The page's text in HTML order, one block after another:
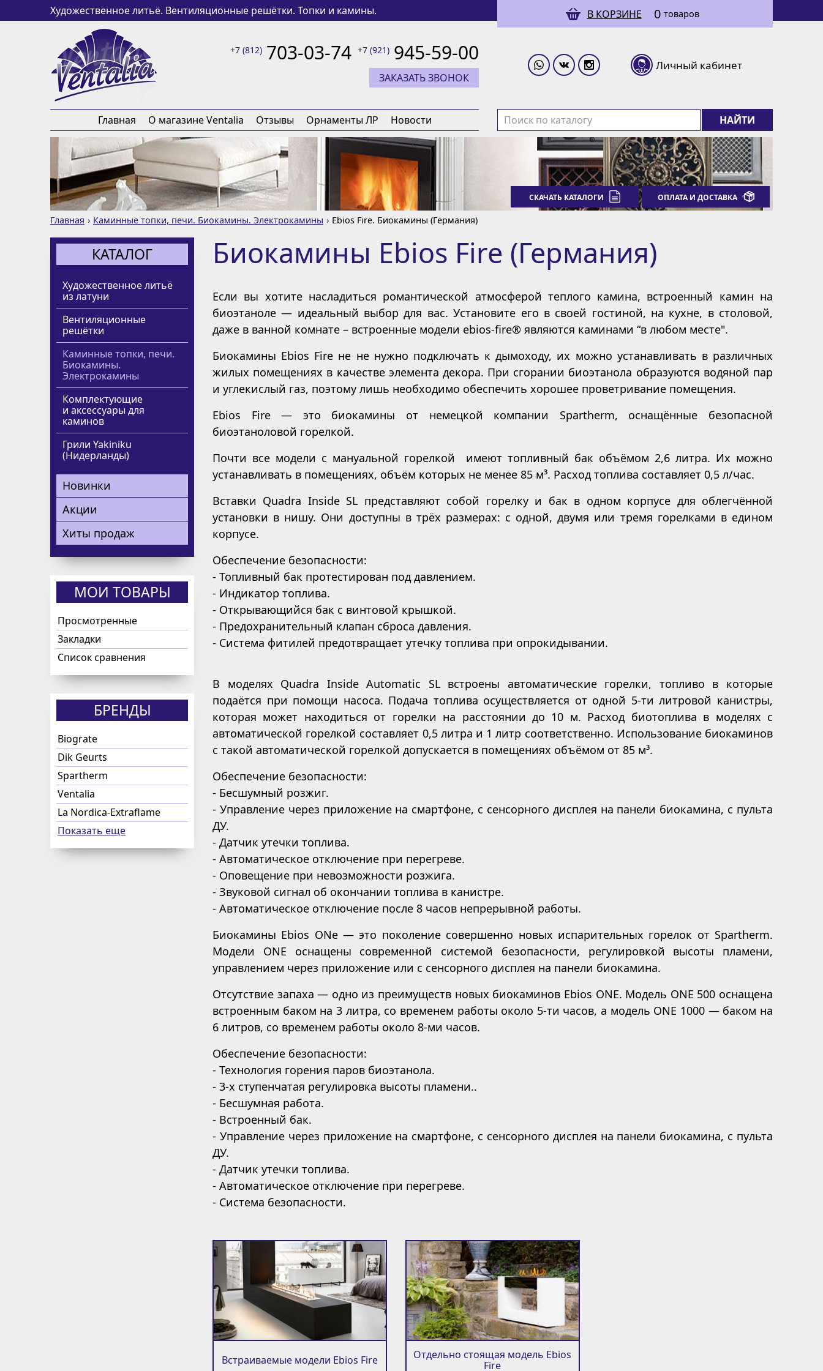
Художественное литьё. Вентиляционные решётки. Топки и камины. В КОРЗИНЕ 0 товаров
+7 (812) 703-03-74 +7 (921) 945-59-00
ЗАКАЗАТЬ ЗВОНОК
Личный кабинет
Главная О магазине Ventalia Отзывы Орнаменты ЛР Новости НАЙТИ
СКАЧАТЬ КАТАЛОГИ ОПЛАТА И ДОСТАВКА
Главная Каминные топки, печи. Биокамины. Электрокамины Ebios Fire. Биокамины (Германия)
КАТАЛОГ
Художественное литьё
из латуни
Вентиляционные
решётки
Каминные топки, печи.
Биокамины.
Электрокамины
Комплектующие
и аксессуары для
каминов
Грили Yakiniku
(Нидерланды)
Новинки
Акции
Хиты продаж
МОИ ТОВАРЫ
Просмотренные
Закладки
Список сравнения
БРЕНДЫ
Biograte
Dik Geurts
Spartherm
Ventalia
La Nordica-Extraflame
Показать еще
Биокамины Ebios Fire (Германия)
Если вы хотите насладиться романтической атмосферой теплого камина, встроенный камин на
биоэтаноле — идеальный выбор для вас. Установите его в своей гостиной, на кухне, в столовой,
даже в ванной комнате – встроенные модели ebios-fire® являются каминами “в любом месте".
Биокамины Ebios Fire не не нужно подключать к дымоходу, их можно устанавливать в различных
жилых помещениях в качестве элемента декора. При сгорании биоэтанола образуются водяной пар
и углекислый газ, поэтому лишь необходимо обеспечить хорошее проветривание помещения.
Ebios Fire — это биокамины от немецкой компании Spartherm, оснащённые безопасной
биоэтаноловой горелкой.
Почти все модели с мануальной горелкой имеют топливный бак объёмом 2,6 литра. Их можно
устанавливать в помещениях, объём которых не менее 85 м³. Расход топлива составляет 0,5 л/час.
Вставки Quadra Inside SL представляют собой горелку и бак в одном корпусе для облегчённой
установки в нишу. Они доступны в трёх размерах: с одной, двумя или тремя горелками в едином
корпусе.
Обеспечение безопасности:
- Топливный бак протестирован под давлением.
- Индикатор топлива.
- Открывающийся бак с винтовой крышкой.
- Предохранительный клапан сброса давления.
- Система фитилей предотвращает утечку топлива при опрокидывании.
В моделях Quadra Inside Automatic SL встроены автоматические горелки, топливо в которые
подаётся при помощи насоса. Подача топлива осуществляется от одной 5-ти литровой канистры,
которая может находиться от горелки на расстоянии до 10 м. Расход биотоплива в моделях с
автоматической горелкой составляет 0,5 литра и 1 литр соответственно. Использование биокаминов
с такой автоматической горелкой допускается в помещениях объёмом от 85 м³.
Обеспечение безопасности:
- Бесшумный розжиг.
- Управление через приложение на смартфоне, с сенсорного дисплея на панели биокамина, с пульта
ДУ.
- Датчик утечки топлива.
- Автоматическое отключение при перегреве.
- Оповещение при невозможности розжига.
- Звуковой сигнал об окончании топлива в канистре.
- Автоматическое отключение после 8 часов непрерывной работы.
Биокамины Ebios ONe — это поколение совершенно новых испарительных горелок от Spartherm.
Модели ОNE оснащены современной системой безопасности, регулировкой высоты пламени,
управлением через приложение или с сенсорного дисплея на панели биокамина.
Отсутствие запаха — одно из преимуществ новых биокаминов Ebios ONE. Модель ONE 500 оснащена
встроенным баком на 3 литра, со временем работы около 5-ти часов, а модель ONE 1000 — баком на
6 литров, со временем работы около 8-ми часов.
Обеспечение безопасности:
- Технология горения паров биоэтанола.
- 3-х ступенчатая регулировка высоты пламени..
- Бесшумная работа.
- Встроенный бак.
- Управление через приложение на смартфоне, с сенсорного дисплея на панели биокамина, с пульта
ДУ.
- Датчик утечки топлива.
- Автоматическое отключение при перегреве.
- Система безопасности.
Встраиваемые модели Ebios Fire
Отдельно стоящая модель Ebios
Fire